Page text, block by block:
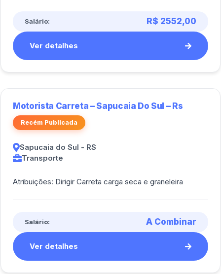
Salário: R$ 2552,00
Ver detalhes
Motorista Carreta – Sapucaia Do Sul – Rs
Recém Publicada
Sapucaia do Sul - RS
Transporte
Atribuições: Dirigir Carreta carga seca e graneleira
Salário: A Combinar
Ver detalhes